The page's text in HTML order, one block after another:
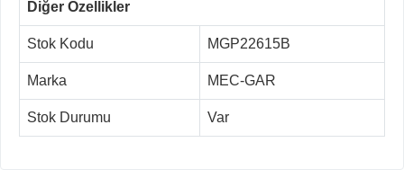
Diğer Özellikler
Stok Kodu MGP22615B
Marka MEC-GAR
Stok Durumu Var